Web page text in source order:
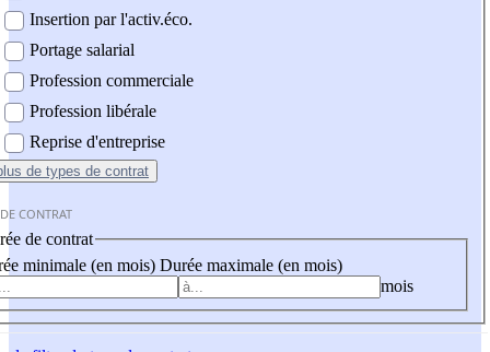
Insertion par l'activ.éco.
Portage salarial
Profession commerciale
Profession libérale
Reprise d'entreprise
de types de contrat
CONTRAT
de contrat
minimale (en mois) Durée maximale (en mois)
mois